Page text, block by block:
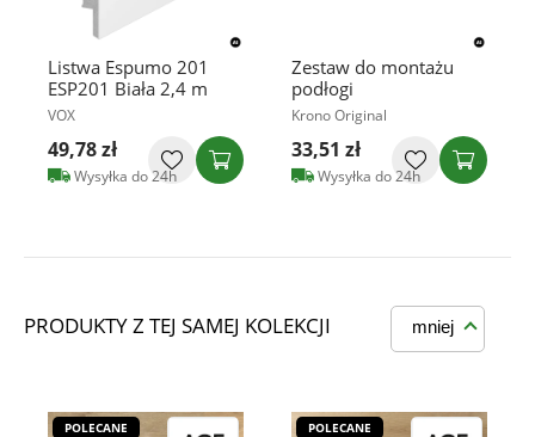
Listwa Espumo 201
ESP201 Biała 2,4 m
VOX
49,78 zł
Wysyłka do 24h
Zestaw do montażu
podłogi
Krono Original
33,51 zł
Wysyłka do 24h
PRODUKTY Z TEJ SAMEJ KOLEKCJI mniej
POLECANE POLECANE